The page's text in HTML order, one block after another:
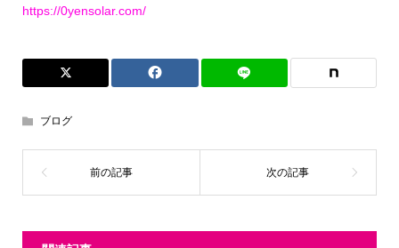
https://0yensolar.com/
ブログ